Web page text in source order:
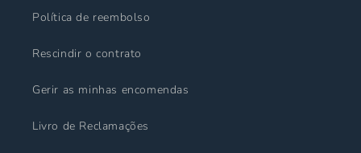
Política de reembolso
Rescindir o contrato
Gerir as minhas encomendas
Livro de Reclamações